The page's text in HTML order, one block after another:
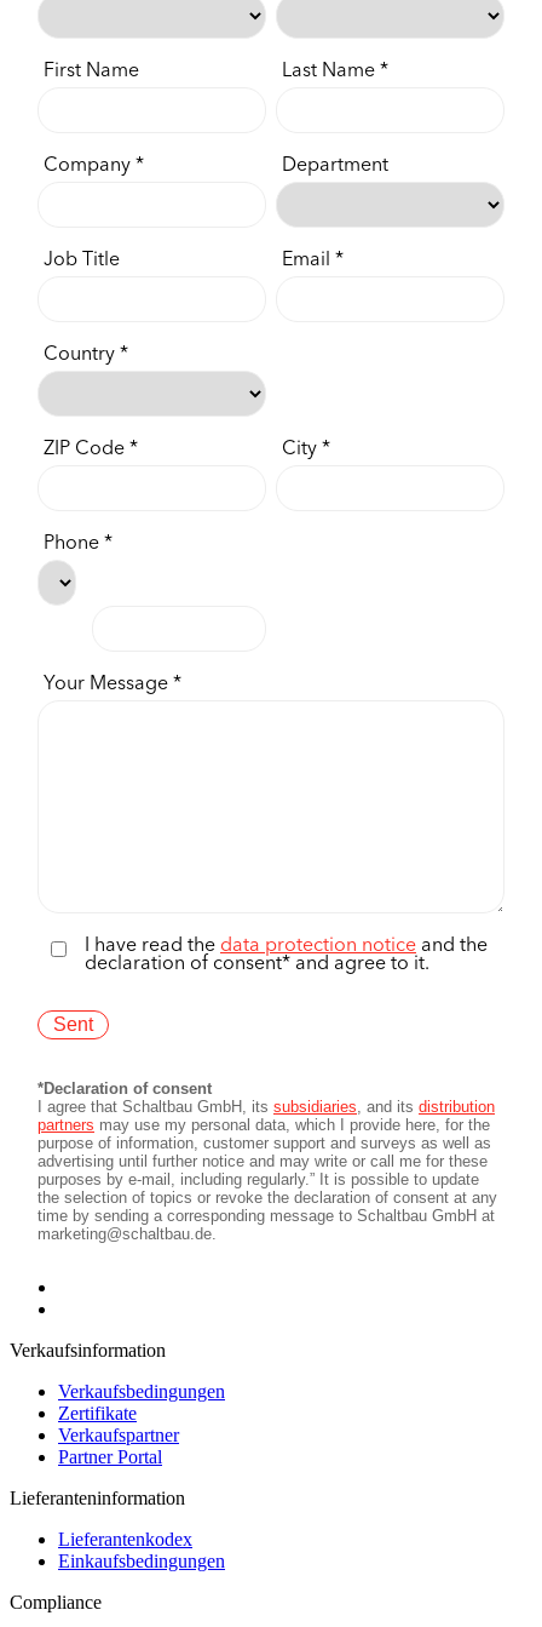
Verkaufsinformation
Verkaufsbedingungen
Zertifikate
Verkaufspartner
Partner Portal
Lieferanteninformation
Lieferantenkodex
Einkaufsbedingungen
Compliance